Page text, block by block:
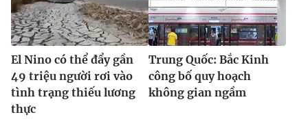
El Nino có thể đẩy gần
49 triệu người rơi vào
tình trạng thiếu lương
thực
Trung Quốc: Bắc Kinh
công bố quy hoạch
không gian ngầm